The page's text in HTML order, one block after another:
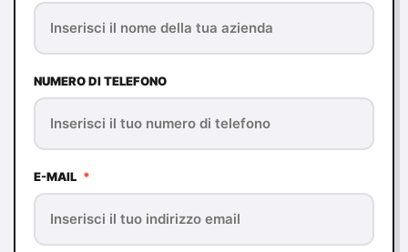
NUMERO DI TELEFONO
E-MAIL *